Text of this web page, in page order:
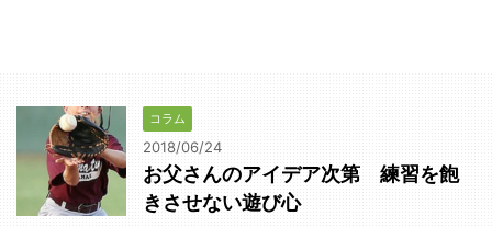
コラム
2018/06/24
お父さんのアイデア次第 練習を飽
きさせない遊び心